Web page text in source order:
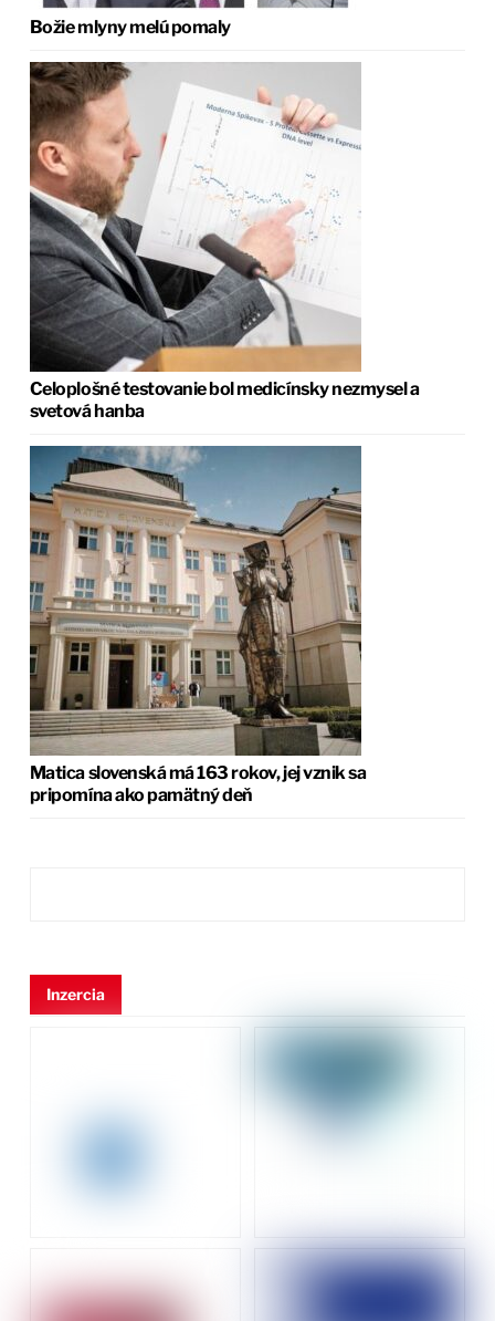
Božie mlyny melú pomaly
Celoplošné testovanie bol medicínsky nezmysel a
svetová hanba
Matica slovenská má 163 rokov, jej vznik sa
pripomína ako pamätný deň
Inzercia